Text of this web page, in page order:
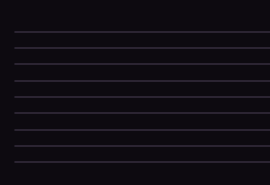
Fond vert — convention nationale
GIF animé & sonore — Sony
Fausse Une de magazine
Light painting en soirée
Tirage personnalisé à la marque
Animation photo — PSG
Soirée de lancement — Netflix
Animation vidéo — Disney+